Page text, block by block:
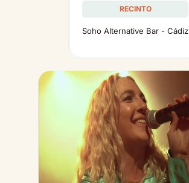
RECINTO
Soho Alternative Bar - Cádiz